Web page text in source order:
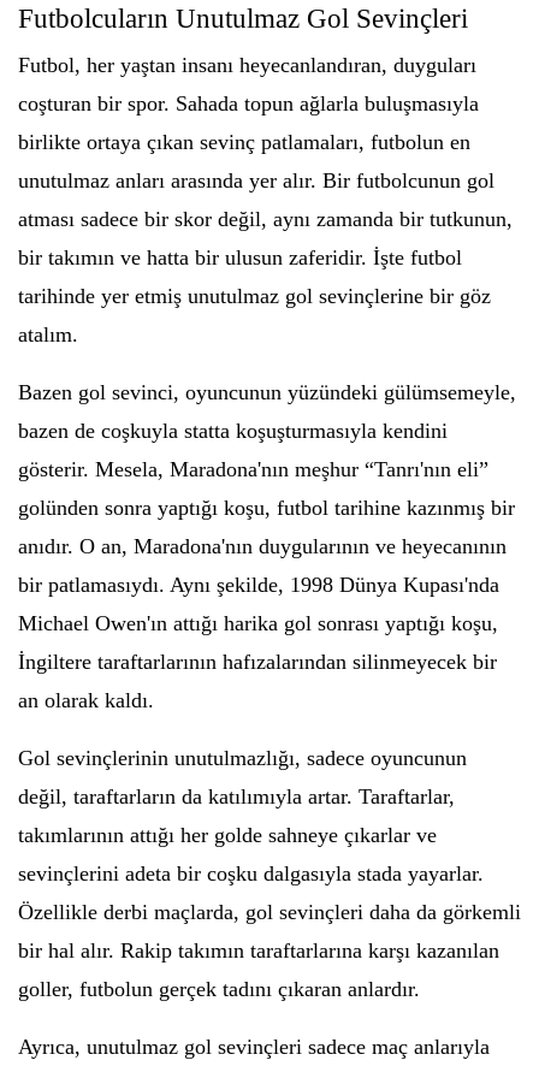
Futbolcuların Unutulmaz Gol Sevinçleri
Futbol, her yaştan insanı heyecanlandıran, duyguları
coşturan bir spor. Sahada topun ağlarla buluşmasıyla
birlikte ortaya çıkan sevinç patlamaları, futbolun en
unutulmaz anları arasında yer alır. Bir futbolcunun gol
atması sadece bir skor değil, aynı zamanda bir tutkunun,
bir takımın ve hatta bir ulusun zaferidir. İşte futbol
tarihinde yer etmiş unutulmaz gol sevinçlerine bir göz
atalım.
Bazen gol sevinci, oyuncunun yüzündeki gülümsemeyle,
bazen de coşkuyla statta koşuşturmasıyla kendini
gösterir. Mesela, Maradona'nın meşhur “Tanrı'nın eli”
golünden sonra yaptığı koşu, futbol tarihine kazınmış bir
anıdır. O an, Maradona'nın duygularının ve heyecanının
bir patlamasıydı. Aynı şekilde, 1998 Dünya Kupası'nda
Michael Owen'ın attığı harika gol sonrası yaptığı koşu,
İngiltere taraftarlarının hafızalarından silinmeyecek bir
an olarak kaldı.
Gol sevinçlerinin unutulmazlığı, sadece oyuncunun
değil, taraftarların da katılımıyla artar. Taraftarlar,
takımlarının attığı her golde sahneye çıkarlar ve
sevinçlerini adeta bir coşku dalgasıyla stada yayarlar.
Özellikle derbi maçlarda, gol sevinçleri daha da görkemli
bir hal alır. Rakip takımın taraftarlarına karşı kazanılan
goller, futbolun gerçek tadını çıkaran anlardır.
Ayrıca, unutulmaz gol sevinçleri sadece maç anlarıyla